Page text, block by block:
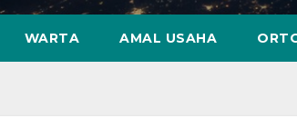
WARTA AMAL USAHA